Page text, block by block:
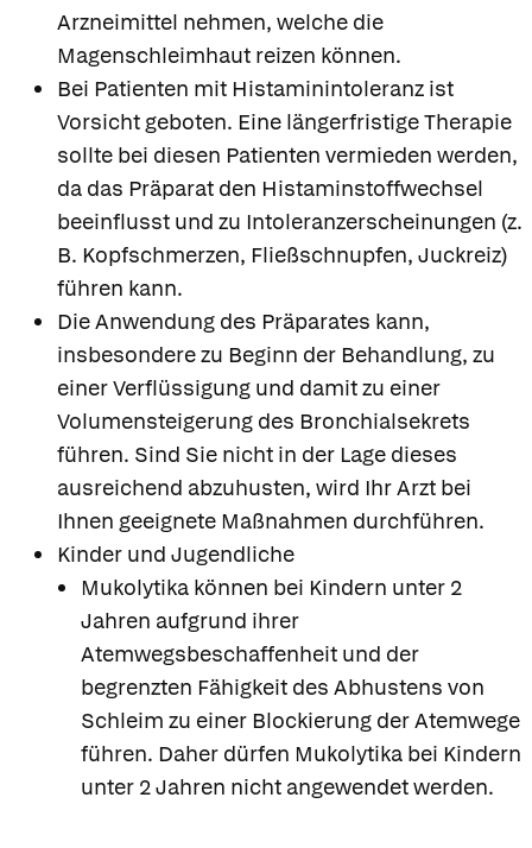
Arzneimittel nehmen, welche die
Magenschleimhaut reizen können.
Bei Patienten mit Histaminintoleranz ist
Vorsicht geboten. Eine längerfristige Therapie
sollte bei diesen Patienten vermieden werden,
da das Präparat den Histaminstoffwechsel
beeinflusst und zu Intoleranzerscheinungen (z.
B. Kopfschmerzen, Fließschnupfen, Juckreiz)
führen kann.
Die Anwendung des Präparates kann,
insbesondere zu Beginn der Behandlung, zu
einer Verflüssigung und damit zu einer
Volumensteigerung des Bronchialsekrets
führen. Sind Sie nicht in der Lage dieses
ausreichend abzuhusten, wird Ihr Arzt bei
Ihnen geeignete Maßnahmen durchführen.
Kinder und Jugendliche
Mukolytika können bei Kindern unter 2
Jahren aufgrund ihrer
Atemwegsbeschaffenheit und der
begrenzten Fähigkeit des Abhustens von
Schleim zu einer Blockierung der Atemwege
führen. Daher dürfen Mukolytika bei Kindern
unter 2 Jahren nicht angewendet werden.